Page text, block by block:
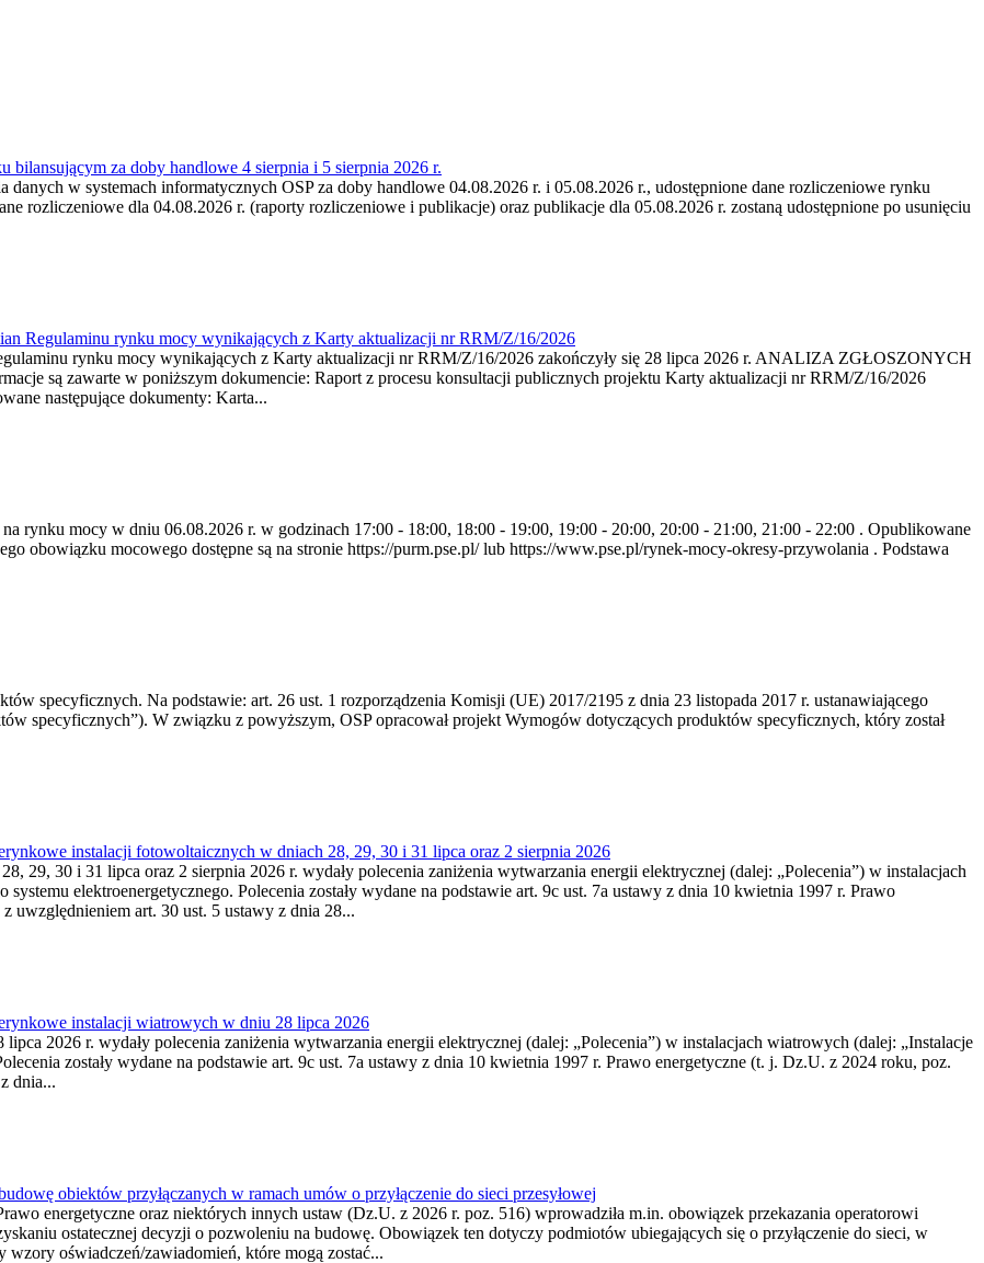
za doby handlowe 4 sierpnia i 5 sierpnia 2026 r.
w systemach informatycznych OSP za doby handlowe 04.08.2026 r. i 05.08.2026 r., udostępnione dane rozliczeniowe rynku
rozliczeniowe dla 04.08.2026 r. (raporty rozliczeniowe i publikacje) oraz publikacje dla 05.08.2026 r. zostaną udostępnione po usunięciu
Regulaminu rynku mocy wynikających z Karty aktualizacji nr RRM/Z/16/2026
rynku mocy wynikających z Karty aktualizacji nr RRM/Z/16/2026 zakończyły się 28 lipca 2026 r. ANALIZA ZGŁOSZONYCH
są zawarte w poniższym dokumencie: Raport z procesu konsultacji publicznych projektu Karty aktualizacji nr RRM/Z/16/2026
następujące dokumenty: Karta...
rynku mocy w dniu 06.08.2026 r. w godzinach 17:00 - 18:00, 18:00 - 19:00, 19:00 - 20:00, 20:00 - 21:00, 21:00 - 22:00 . Opublikowane
obowiązku mocowego dostępne są na stronie https://purm.pse.pl/ lub https://www.pse.pl/rynek-mocy-okresy-przywolania . Podstawa
specyficznych. Na podstawie: art. 26 ust. 1 rozporządzenia Komisji (UE) 2017/2195 z dnia 23‍ listopada 2017 r. ustanawiającego
specyficznych”). W związku z powyższym, OSP opracował projekt Wymogów dotyczących produktów specyficznych, który został
instalacji fotowoltaicznych w dniach 28, 29, 30 i 31 lipca oraz 2 sierpnia 2026
29, 30 i 31 lipca oraz 2 sierpnia 2026 r. wydały polecenia zaniżenia wytwarzania energii elektrycznej (dalej: „Polecenia”) w instalacjach
elektroenergetycznego. Polecenia zostały wydane na podstawie art. 9c ust. 7a ustawy z dnia 10 kwietnia 1997 r. Prawo
uwzględnieniem art. 30 ust. 5 ustawy z dnia 28...
instalacji wiatrowych w dniu 28 lipca 2026
2026 r. wydały polecenia zaniżenia wytwarzania energii elektrycznej (dalej: „Polecenia”) w instalacjach wiatrowych (dalej: „Instalacje
zostały wydane na podstawie art. 9c ust. 7a ustawy z dnia 10 kwietnia 1997 r. Prawo energetyczne (t. j. Dz.U. z 2024 roku, poz.
dnia...
obiektów przyłączanych w ramach umów o przyłączenie do sieci przesyłowej
energetyczne oraz niektórych innych ustaw (Dz.U. z 2026 r. poz. 516) wprowadziła m.in. obowiązek przekazania operatorowi
ostatecznej decyzji o pozwoleniu na budowę. Obowiązek ten dotyczy podmiotów ubiegających się o przyłączenie do sieci, w
oświadczeń/zawiadomień, które mogą zostać...